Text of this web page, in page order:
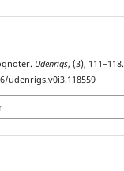
Udenrigs, (3), 111–118.
udenrigs.v0i3.118559